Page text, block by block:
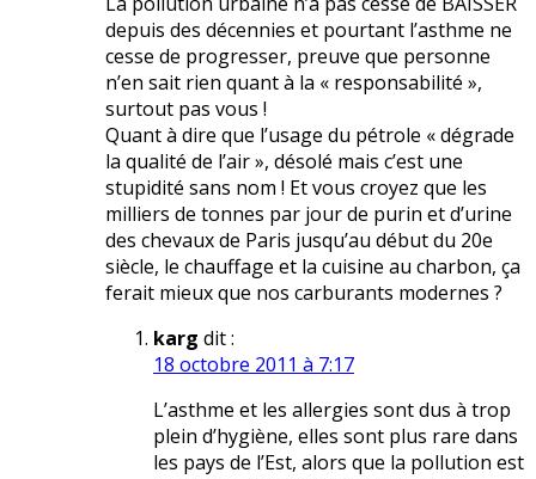
depuis des décennies et pourtant l’asthme ne
cesse de progresser, preuve que personne
n’en sait rien quant à la « responsabilité »,
surtout pas vous !
Quant à dire que l’usage du pétrole « dégrade
la qualité de l’air », désolé mais c’est une
stupidité sans nom ! Et vous croyez que les
milliers de tonnes par jour de purin et d’urine
des chevaux de Paris jusqu’au début du 20e
siècle, le chauffage et la cuisine au charbon, ça
ferait mieux que nos carburants modernes ?
karg dit :
18 octobre 2011 à 7:17
L’asthme et les allergies sont dus à trop
plein d’hygiène, elles sont plus rare dans
les pays de l’Est, alors que la pollution est